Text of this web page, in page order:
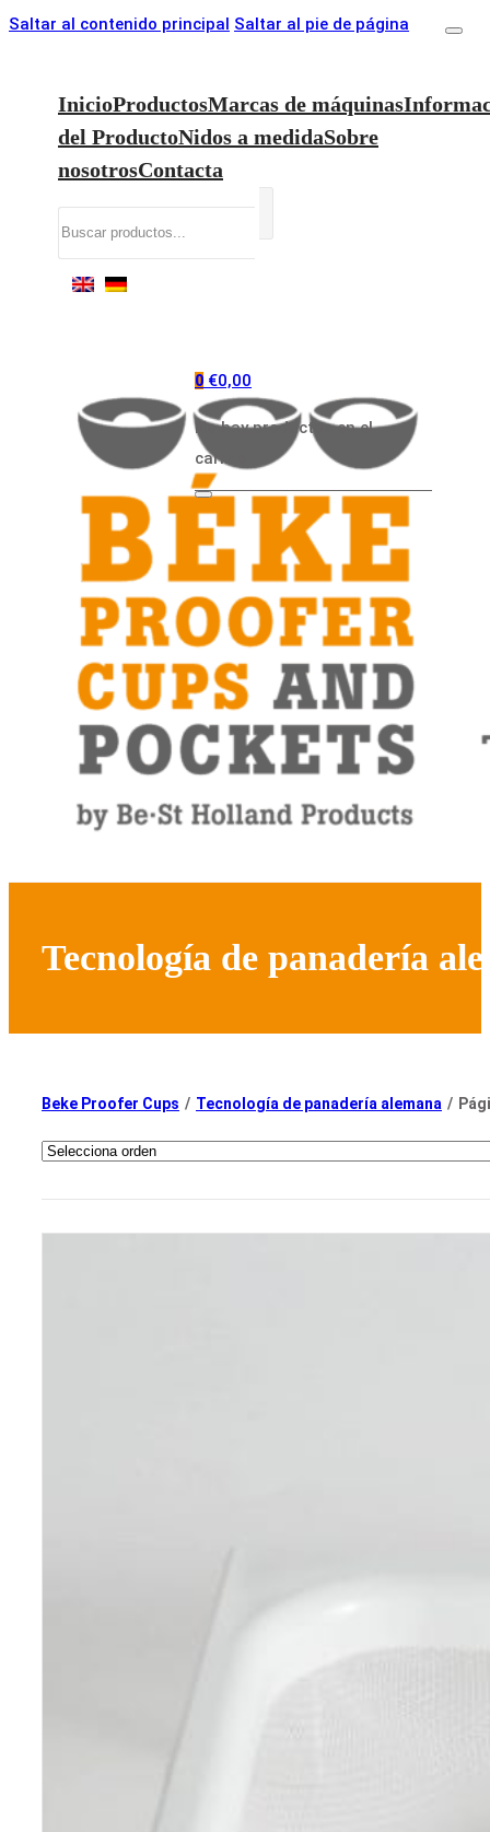
Saltar al contenido principal Saltar al pie de página
InicioProductosMarcas de máquinas
del ProductoNidos a medidaSobre
nosotrosContacta
0 €0,00
No hay productos en el
carrito.
Tecnología de panadería
Beke Proofer Cups / Tecnología de panadería alemana /